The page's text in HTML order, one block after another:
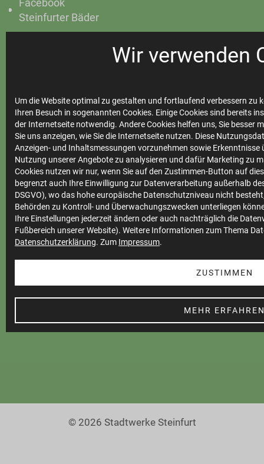
Wir verwenden
Um die Website optimal zu gestalten und fortlaufend verbessern
Ihren Besuch in sogenannten Cookies. Einige Cookies sind bereits
der Internetseite notwendig. Andere Cookies helfen uns, Sie besser
Sie uns anzeigen, wie Sie die Internetseite nutzen. Diese
Anzeigen- und Inhaltsmessungen vorzunehmen sowie Erkenntnisse
Nutzung unserer Angebote zu analysieren und dafür Marketing zu
Cookies nutzen wir nur, wenn Sie auf den Zustimmen-Button auf
begrenzt auch Ihre Einwilligung zur Datenverarbeitung außerhalb
DSGVO), wo das hohe europäische Datenschutzniveau nicht
Behörden zu Kontroll- und Überwachungszwecken unterliegen
Ihre Einstellungen jederzeit ändern oder auch nachträglich die
Fußbereich unserer Website). Weitere Informationen zum Thema
Datenschutzerklärung. Zum Impressum.
ZUSTIMMEN
MEHR
Facebook
Steinfurter Bäder
Ihre
Stadtwerke
Marktkommunikation
Vertrieb
Impressum
Datenschutz
Cookie Einstellungen
© 2026 Stadtwerke Steinfurt